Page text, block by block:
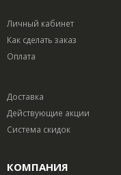
Личный кабинет
Как сделать заказ
Оплата
Доставка
Действующие акции
Система скидок
КОМПАНИЯ